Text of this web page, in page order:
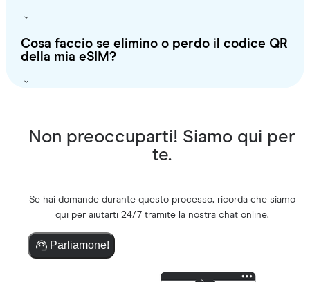
Cosa faccio se elimino o perdo il codice QR
della mia eSIM?
Non preoccuparti! Siamo qui per
te.
Se hai domande durante questo processo, ricorda che siamo
qui per aiutarti 24/7 tramite la nostra chat online.
Parliamone!